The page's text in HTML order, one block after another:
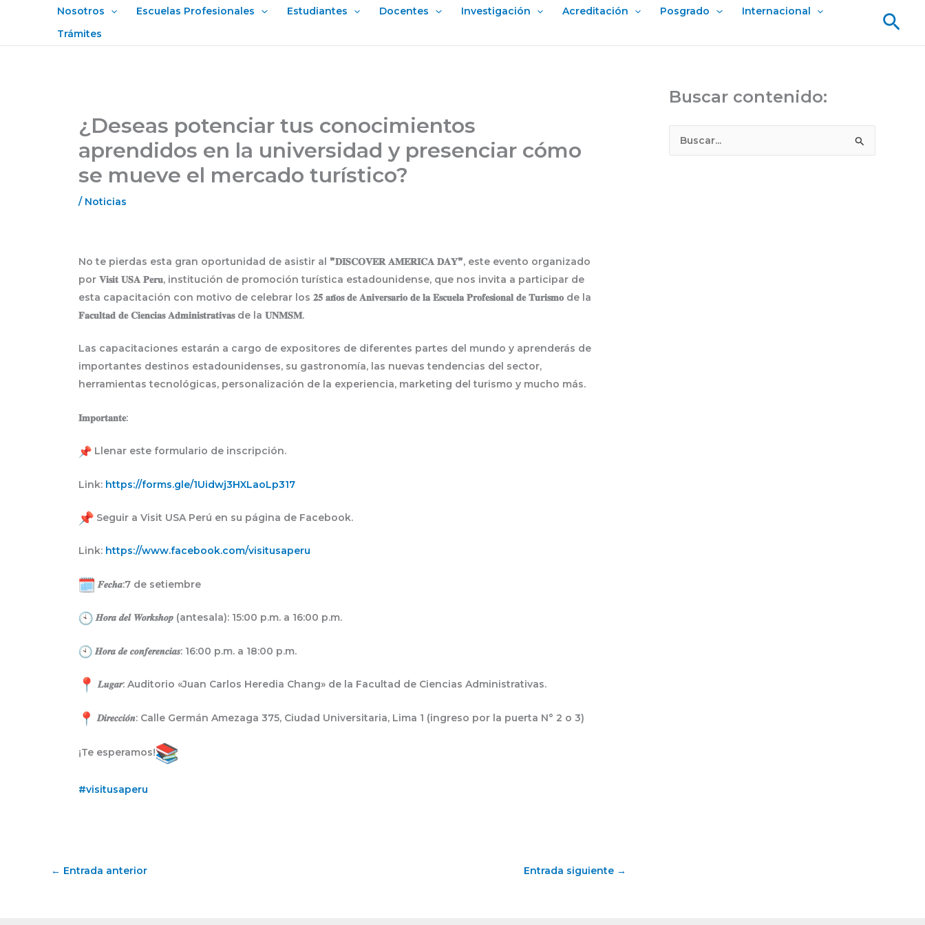
contenido
Nosotros Escuelas Profesionales Estudiantes Docentes Investigación Acreditación Posgrado
Internacional
Trámites
¿Deseas potenciar tus conocimientos
aprendidos en la universidad y presenciar cómo
se mueve el mercado turístico?
/ Noticias
No te pierdas esta gran oportunidad de asistir al ❞𝐃𝐈𝐒𝐂𝐎𝐕𝐄𝐑 𝐀𝐌𝐄𝐑𝐈𝐂𝐀 𝐃𝐀𝐘❞, este evento organizado
por 𝐕𝐢𝐬𝐢𝐭 𝐔𝐒𝐀 𝐏𝐞𝐫𝐮, institución de promoción turística estadounidense, que nos invita a participar de
esta capacitación con motivo de celebrar los 𝟐𝟓 𝐚𝐧̃𝐨𝐬 𝐝𝐞 𝐀𝐧𝐢𝐯𝐞𝐫𝐬𝐚𝐫𝐢𝐨 𝐝𝐞 𝐥𝐚 𝐄𝐬𝐜𝐮𝐞𝐥𝐚 𝐏𝐫𝐨𝐟𝐞𝐬𝐢𝐨𝐧𝐚𝐥 𝐝𝐞 𝐓𝐮𝐫𝐢𝐬𝐦𝐨 de la
𝐅𝐚𝐜𝐮𝐥𝐭𝐚𝐝 𝐝𝐞 𝐂𝐢𝐞𝐧𝐜𝐢𝐚𝐬 𝐀𝐝𝐦𝐢𝐧𝐢𝐬𝐭𝐫𝐚𝐭𝐢𝐯𝐚𝐬 de la 𝐔𝐍𝐌𝐒𝐌.
Las capacitaciones estarán a cargo de expositores de diferentes partes del mundo y aprenderás de
importantes destinos estadounidenses, su gastronomía, las nuevas tendencias del sector,
herramientas tecnológicas, personalización de la experiencia, marketing del turismo y mucho más.
𝐈𝐦𝐩𝐨𝐫𝐭𝐚𝐧𝐭𝐞:
Llenar este formulario de inscripción.
Link: https://forms.gle/1Uidwj3HXLaoLp317
Seguir a Visit USA Perú en su página de Facebook.
Link: https://www.facebook.com/visitusaperu
𝑭𝒆𝒄𝒉𝒂:7 de setiembre
𝑯𝒐𝒓𝒂 𝒅𝒆𝒍 𝑾𝒐𝒓𝒌𝒔𝒉𝒐𝒑 (antesala): 15:00 p.m. a 16:00 p.m.
𝑯𝒐𝒓𝒂 𝒅𝒆 𝒄𝒐𝒏𝒇𝒆𝒓𝒆𝒏𝒄𝒊𝒂𝒔: 16:00 p.m. a 18:00 p.m.
𝑳𝒖𝒈𝒂𝒓: Auditorio «Juan Carlos Heredia Chang» de la Facultad de Ciencias Administrativas.
𝑫𝒊𝒓𝒆𝒄𝒄𝒊𝒐́𝒏: Calle Germán Amezaga 375, Ciudad Universitaria, Lima 1 (ingreso por la puerta N° 2 o 3)
¡Te esperamos!
#visitusaperu
← Entrada anterior Entrada siguiente →
Buscar contenido: